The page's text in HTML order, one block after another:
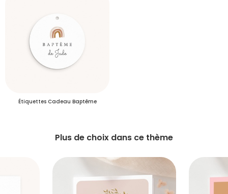
Étiquettes Cadeau Baptême
Plus de choix dans ce thème